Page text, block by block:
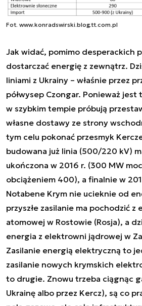
Fot. www.konradswirski.blog.tt.com.pl
Jak widać, pomimo desperackich
dostarczać energię z zewnątrz.
liniami z Ukrainy – właśnie przez
półwysep Czongar. Ponieważ jest
w szybkim tempie próbują
własne dostawy ze strony
tym celu pokonać przesmyk
budowana już linia (500/220 kV)
ukończona w 2016 r. (300 MW
obciążeniem 400), a finalnie w
Notabene Krym nie ucieknie od
przyszłe zasilanie ma pochodzić z
atomowej w Rostowie (Rosja), a
energia z elektrowni jądrowej w
Zasilanie energią elektryczną to
zasilanie nowych krymskich
to drugie. Znowu trzeba ciągnąc
Ukrainę albo przez Kercz), są co